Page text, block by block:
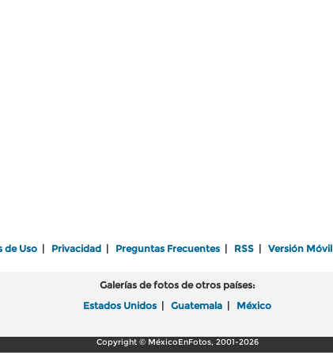
de Uso Privacidad Preguntas Frecuentes RSS Versión Móvil
Galerías de fotos de otros países:
Estados Unidos
Guatemala México
Copyright © MéxicoEnFotos, 2001-2026